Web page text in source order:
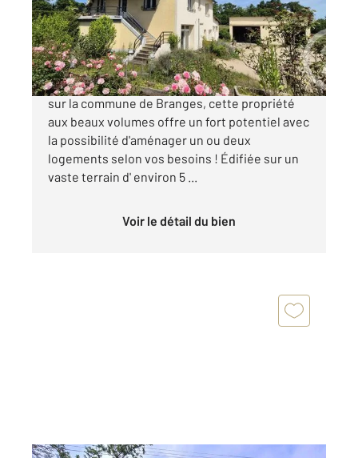
Maison à vendre
185 000 €
Century21 vous présente cette maison située
sur la commune de Branges, cette propriété
aux beaux volumes offre un fort potentiel avec
la possibilité d'aménager un ou deux
logements selon vos besoins ! Édifiée sur un
vaste terrain d' environ 5 ...
Voir le détail du bien